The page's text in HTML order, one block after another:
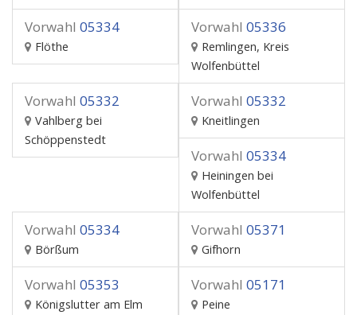
Vorwahl 05334
Flöthe
Vorwahl 05336
Remlingen, Kreis
Wolfenbüttel
Vorwahl 05332
Vahlberg bei
Schöppenstedt
Vorwahl 05332
Kneitlingen
Vorwahl 05334
Heiningen bei
Wolfenbüttel
Vorwahl 05334
Börßum
Vorwahl 05371
Gifhorn
Vorwahl 05353
Königslutter am Elm
Vorwahl 05171
Peine